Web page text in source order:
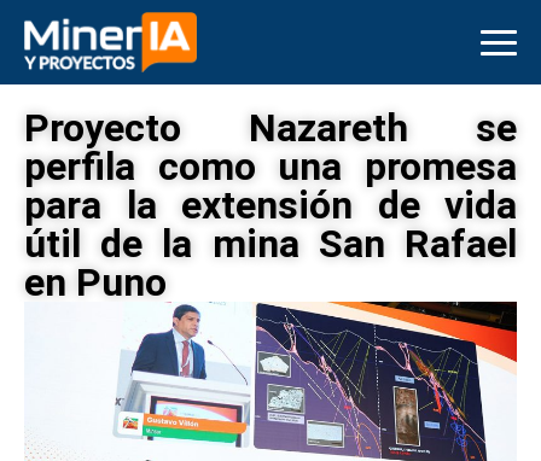
Proyecto Nazareth se
perfila como una promesa
para la extensión de vida
útil de la mina San Rafael
en Puno